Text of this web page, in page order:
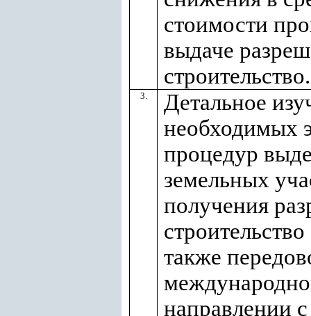
стоимости
выдаче
строительство.
3.
Детальное
необходимых
процедур
земельных
получения
также
направлении